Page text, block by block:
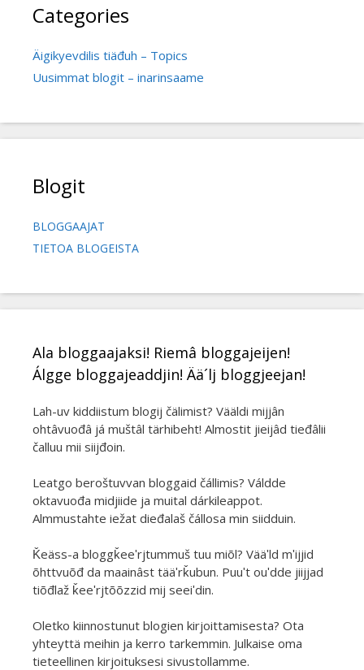
Categories
Äigikyevdilis tiäđuh – Topics
Uusimmat blogit – inarinsaame
Blogit
BLOGGAAJAT
TIETOA BLOGEISTA
Ala bloggaajaksi! Riemâ bloggajeijen!
Álgge bloggajeaddjin! Ää´lj bloggjeejan!
Lah-uv kiddiistum blogij čälimist? Vääldi mijjân
ohtâvuođâ já muštâl tärhibeht! Almostit jieijâd tieđâlii
čalluu mii siijđoin.
Leatgo beroštuvvan bloggaid čállimis? Váldde
oktavuođa midjiide ja muital dárkileappot.
Almmustahte iežat dieđalaš čállosa min siidduin.
Ǩeäss-a bloggǩeeʹrjtummuš tuu miõl? Vääʹld mʹijjid
õhttvuõđ da maainâst tääʹrǩubun. Puuʹt ouʹdde jiijjad
tiõđlaž ǩeeʹrjtõõzzid mij seeiʹdin.
Oletko kiinnostunut blogien kirjoittamisesta? Ota
yhteyttä meihin ja kerro tarkemmin. Julkaise oma
tieteellinen kirjoituksesi sivustollamme.